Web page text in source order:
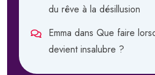
du rêve à la désillusion
Emma dans Que faire
devient insalubre ?